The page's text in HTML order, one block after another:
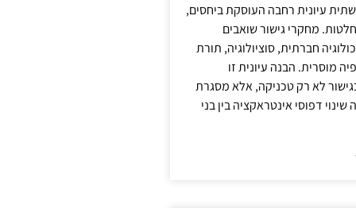
עיונית רחבה העוסקת ביחסים,
מחקרי גישור שואבים
חברתית, סוציולוגיה, תורת
מוסרית. הבנה עיונית זו
לא רק טכניקה, אלא מסגרת
דפוסי אינטראקציה בין בני